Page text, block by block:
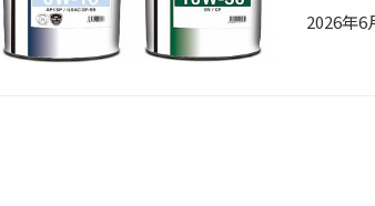
2026年6